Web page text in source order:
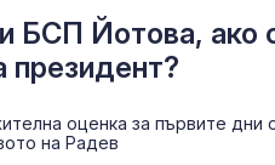
БСП Йотова, ако
президент?
оценка за първите дни
на Радев